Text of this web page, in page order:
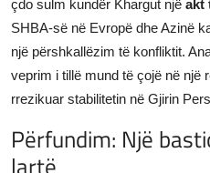
çdo sulm kundër Khargut një akt
SHBA-së në Evropë dhe Azinë
një përshkallëzim të konfliktit.
veprim i tillë mund të çojë në një
rrezikuar stabilitetin në Gjirin
Përfundim: Një
lartë